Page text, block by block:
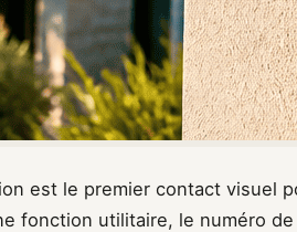
est le premier contact visuel
fonction utilitaire, le numéro